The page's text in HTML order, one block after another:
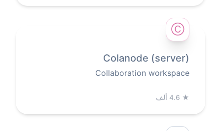
Ⓒ
Colanode (server)
Collaboration workspace
★ 4.6 ألف